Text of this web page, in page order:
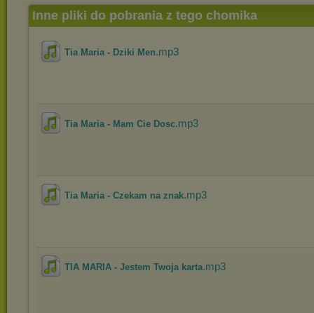
Inne pliki do pobrania z tego chomika
Tia Maria - Dziki Men.mp3
Tia Maria - Mam Cie Dosc.mp3
Tia Maria - Czekam na znak.mp3
TIA MARIA - Jestem Twoja karta.mp3